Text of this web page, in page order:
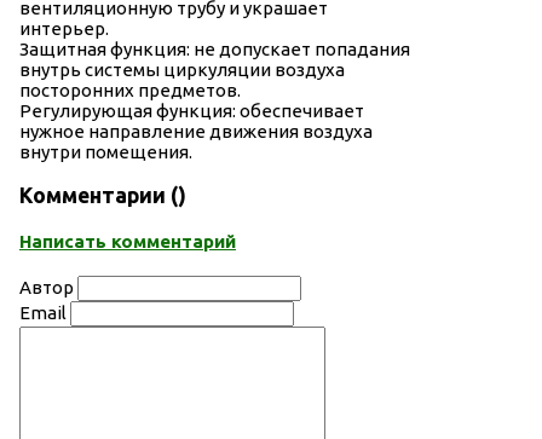
вентиляционную трубу и украшает
интерьер.
Защитная функция: не допускает попадания
внутрь системы циркуляции воздуха
посторонних предметов.
Регулирующая функция: обеспечивает
нужное направление движения воздуха
внутри помещения.
Комментарии ()
Написать комментарий
Автор
Email